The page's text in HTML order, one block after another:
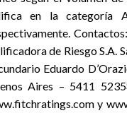
en la categoría
de Riesgo S.A.
Eduardo
Aires – 5411
y